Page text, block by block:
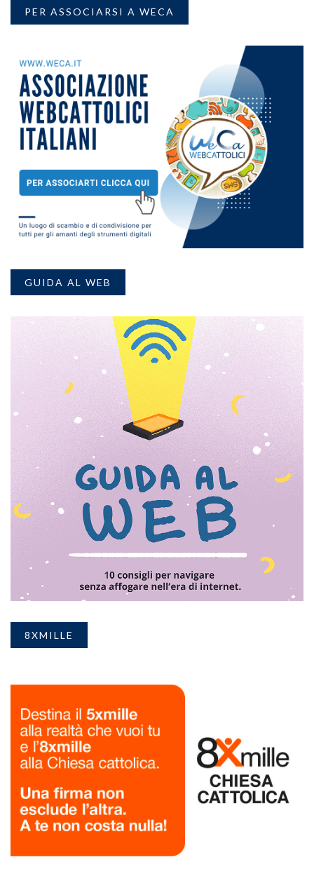
PER ASSOCIARSI A WECA
GUIDA AL WEB
8XMILLE